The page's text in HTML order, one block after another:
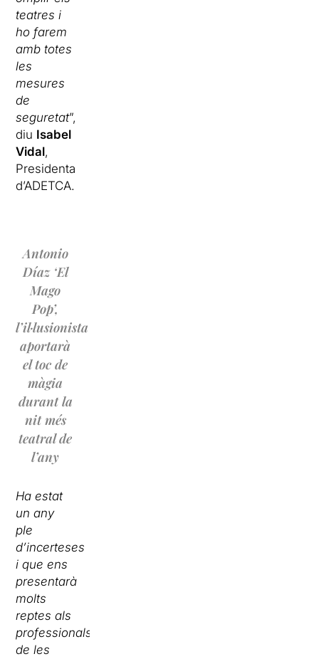
teatres i
ho farem
amb totes
les
mesures
de
seguretat”,
diu Isabel
Vidal,
Presidenta
d’ADETCA.
Antonio
Díaz ‘El
Mago
Pop’,
l’il·lusionista
aportarà
el toc de
màgia
durant la
nit més
teatral de
l’any
Ha estat
un any
ple
d’incerteses
i que ens
presentarà
molts
reptes als
professionals
de les